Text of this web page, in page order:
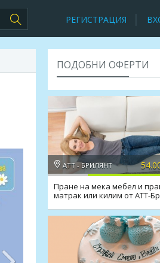
РЕГИСТРАЦИЯ
ПОДОБНИ ОФЕРТИ
АТТ - БРИЛЯНТ
Пране на мека мебел и
матрак или килим от АТТ-